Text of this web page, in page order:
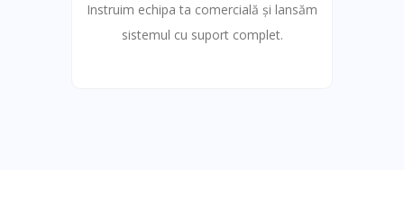
Instruim echipa ta comercială și lansăm
sistemul cu suport complet.